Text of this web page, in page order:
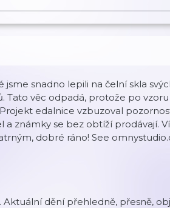
snadno lepili na čelní skla
Tato věc odpadá, protože po
edalnice vzbuzoval
známky se bez obtíží prodávají.
dobré ráno! See
dění přehledně, přesně,